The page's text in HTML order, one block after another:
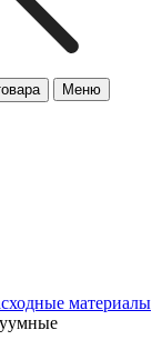
Меню
материалы